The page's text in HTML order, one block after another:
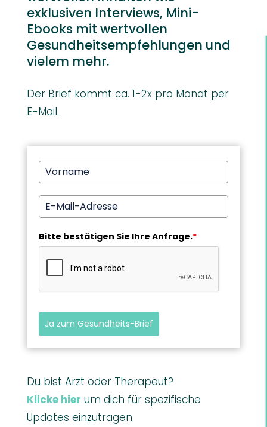
exklusiven Interviews, Mini-
Ebooks mit wertvollen
Gesundheitsempfehlungen und
vielem mehr.
Der Brief kommt ca. 1-2x pro Monat per
E-Mail.
Bitte bestätigen Sie Ihre Anfrage.*
Ja zum Gesundheits-Brief
Du bist Arzt oder Therapeut?
Klicke hier um dich für spezifische
Updates einzutragen.